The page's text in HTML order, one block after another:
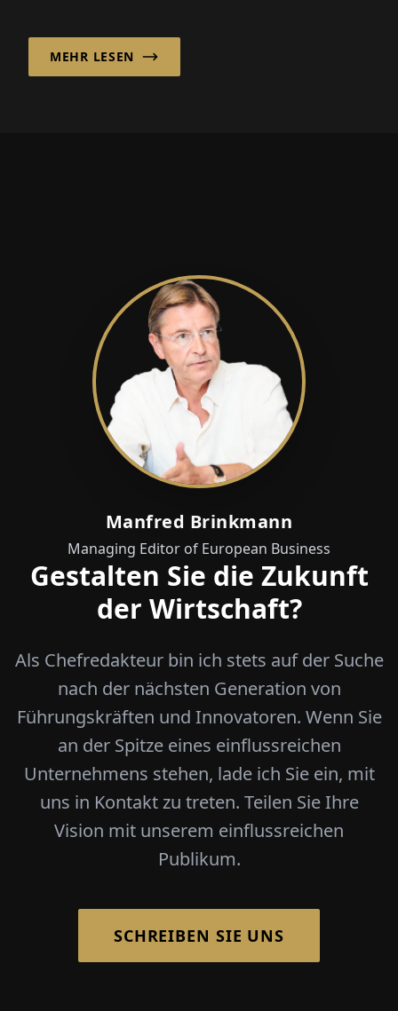
MEHR LESEN
Manfred Brinkmann
Managing Editor of European Business
Gestalten Sie die Zukunft
der Wirtschaft?
Als Chefredakteur bin ich stets auf der Suche
nach der nächsten Generation von
Führungskräften und Innovatoren. Wenn Sie
an der Spitze eines einflussreichen
Unternehmens stehen, lade ich Sie ein, mit
uns in Kontakt zu treten. Teilen Sie Ihre
Vision mit unserem einflussreichen
Publikum.
SCHREIBEN SIE UNS